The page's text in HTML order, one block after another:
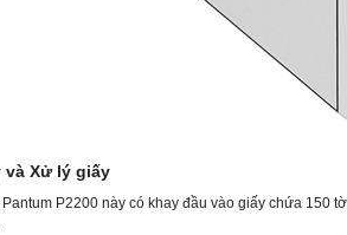
và Xử lý giấy
Pantum P2200 này có khay đầu vào giấy chứa 150